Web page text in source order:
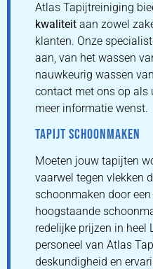
Atlas Tapijtreiniging
kwaliteit aan zowel
klanten. Onze
aan, van het wassen
nauwkeurig wassen
contact met ons op als
meer informatie wenst.
TAPIJT SCHOONMAKEN
Moeten jouw tapijten
vaarwel tegen vlekken
schoonmaken door
hoogstaande
redelijke prijzen in heel
personeel van Atlas
deskundigheid en